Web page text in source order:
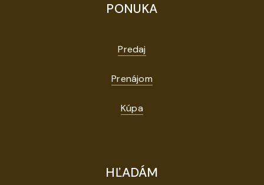
PONUKA
Predaj
Prenájom
Kúpa
HĽADÁM